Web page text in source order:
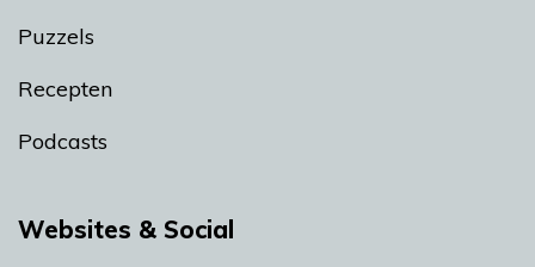
Puzzels
Recepten
Podcasts
Websites & Social